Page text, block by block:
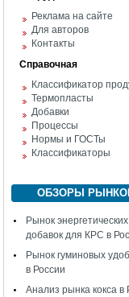
Реклама на сайте
Для авторов
Контакты
Справочная
Классификатор
Термопласты
Добавки
Процессы
Нормы и ГОСТы
Классификаторы
ОБЗОРЫ
Рынок энергетических
добавок для КРС в
Рынок гуминовых
в России
Анализ рынка кокса в